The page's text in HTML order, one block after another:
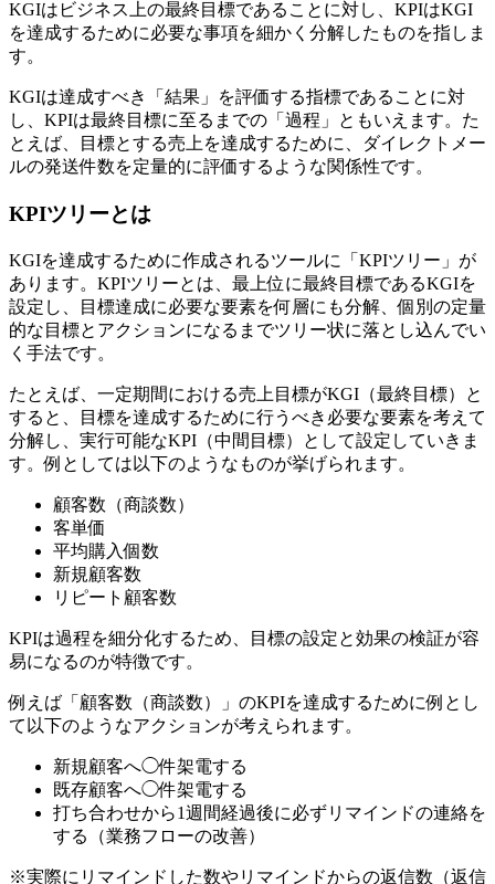
KGIはビジネス上の最終目標であることに対し、KPIはKGI
を達成するために必要な事項を細かく分解したものを指しま
す。
KGIは達成すべき「結果」を評価する指標であることに対
し、KPIは最終目標に至るまでの「過程」ともいえます。た
とえば、目標とする売上を達成するために、ダイレクトメー
ルの発送件数を定量的に評価するような関係性です。
KPIツリーとは
KGIを達成するために作成されるツールに「KPIツリー」が
あります。KPIツリーとは、最上位に最終目標であるKGIを
設定し、目標達成に必要な要素を何層にも分解、個別の定量
的な目標とアクションになるまでツリー状に落とし込んでい
く手法です。
たとえば、一定期間における売上目標がKGI（最終目標）と
すると、目標を達成するために行うべき必要な要素を考えて
分解し、実行可能なKPI（中間目標）として設定していきま
す。例としては以下のようなものが挙げられます。
顧客数（商談数）
客単価
平均購入個数
新規顧客数
リピート顧客数
KPIは過程を細分化するため、目標の設定と効果の検証が容
易になるのが特徴です。
例えば「顧客数（商談数）」のKPIを達成するために例とし
て以下のようなアクションが考えられます。
新規顧客へ◯件架電する
既存顧客へ◯件架電する
打ち合わせから1週間経過後に必ずリマインドの連絡を
する（業務フローの改善）
※実際にリマインドした数やリマインドからの返信数（返信